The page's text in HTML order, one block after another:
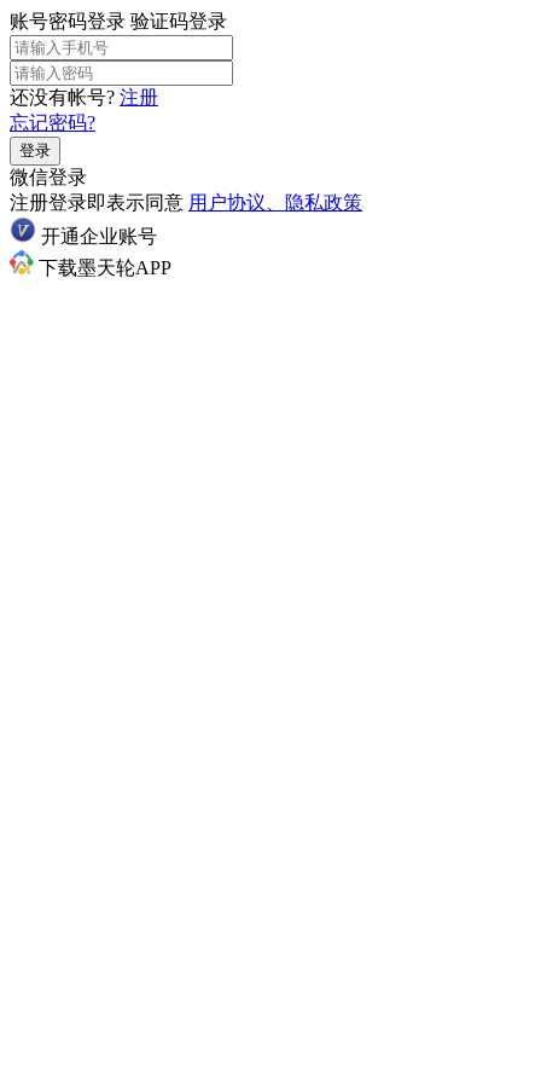
账号密码登录 验证码登录
还没有帐号? 注册
忘记密码?
登录
微信登录
注册登录即表示同意 用户协议、隐私政策
开通企业账号
下载墨天轮APP